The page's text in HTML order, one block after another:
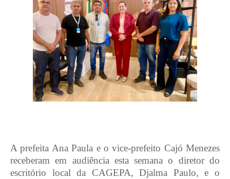
A prefeita Ana Paula e o vice-prefeito Cajó Menezes
receberam em audiência esta semana o diretor do
escritório local da CAGEPA, Djalma Paulo, e o